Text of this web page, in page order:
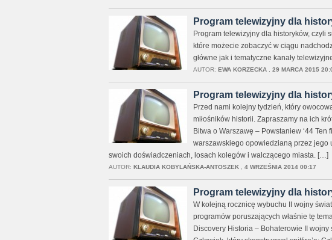
Program telewizyjny dla
Program telewizyjny dla historyków, czyli
które możecie zobaczyć w ciągu
główne jak i tematyczne kanały
AUTOR: EWA KORZECKA, 29 MARCA 2015
Program telewizyjny dla
Przed nami kolejny tydzień, który
miłośników historii. Zapraszamy na ich
Bitwa o Warszawę – Powstaniew ‘44
warszawskiego opowiedzianą przez jego
swoich doświadczeniach, losach kolegów i walczącego miasta. […]
AUTOR: KLAUDIA KOBYLAŃSKA-ANTOSZEK, 4 WRZEŚNIA 2014 00:17
Program telewizyjny dla
W kolejną rocznicę wybuchu II wojny
programów poruszających właśnie tę
Discovery Historia – Bohaterowie II